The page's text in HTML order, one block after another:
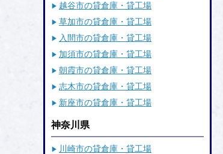
越谷市の貸倉庫・貸工場
草加市の貸倉庫・貸工場
入間市の貸倉庫・貸工場
加須市の貸倉庫・貸工場
朝霞市の貸倉庫・貸工場
志木市の貸倉庫・貸工場
新座市の貸倉庫・貸工場
神奈川県
川崎市の貸倉庫・貸工場